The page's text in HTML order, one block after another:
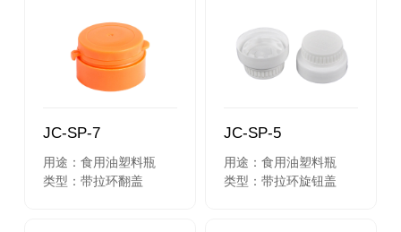
JC-SP-7
用途：食用油塑料瓶
类型：带拉环翻盖
JC-SP-5
用途：食用油塑料瓶
类型：带拉环旋钮盖